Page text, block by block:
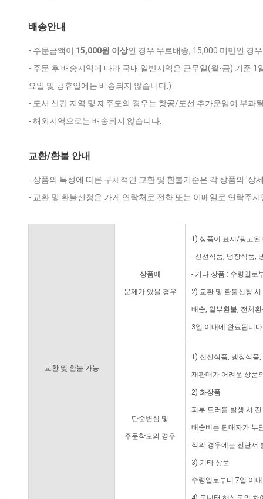
배송안내
- 주문금액이 15,000원 이상인 경우 무료배송, 15,000 미만인 경
- 주문 후 배송지역에 따라 국내 일반지역은 근무일(월-금) 기준
요일 및 공휴일에는 배송되지 않습니다.)
- 도서 산간 지역 및 제주도의 경우는 항공/도선 추가운임이 부과
- 해외지역으로는 배송되지 않습니다.
교환/환불 안내
- 상품의 특성에 따른 구체적인 교환 및 환불기준은 각 상품의 '상
- 교환 및 환불신청은 가게 연락처로 전화 또는 이메일로 연락주
교환 및 환불 가능
상품에
문제가 있을 경우
1) 상품이 표시/광고된
- 신선식품, 냉장식품,
- 기타 상품 : 수령일로
2) 교환 및 환불신청
배송, 일부환불, 전체
3일 이내에 완료됩니
단순변심 및
주문착오의 경우
1) 신선식품, 냉장식품
재판매가 어려운 상품
2) 화장품
피부 트러블 발생 시
배송비는 판매자가 부
적의 경우에는 진단서
3) 기타 상품
수령일로부터 7일 이